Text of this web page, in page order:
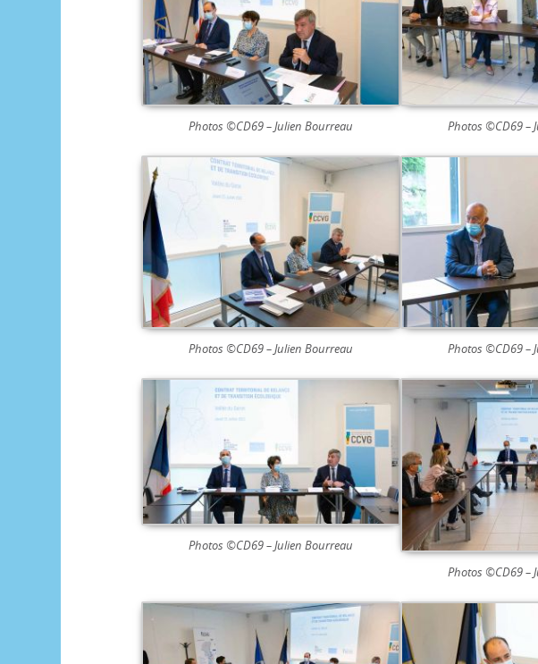
Photos ©CD69 – Julien Bourreau Photos ©CD69 –
Photos ©CD69 – Julien Bourreau Photos ©CD69 –
Photos ©CD69 – Julien Bourreau
Photos ©CD69 –